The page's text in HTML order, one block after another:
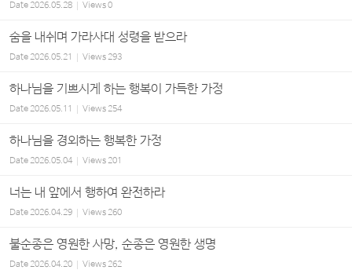
Date2026.05.28 Views0
숨을 내쉬며 가라사대 성령을 받으라
Date2026.05.21 Views293
하나님을 기쁘시게 하는 행복이 가득한 가정
Date2026.05.11 Views254
하나님을 경외하는 행복한 가정
Date2026.05.04 Views201
너는 내 앞에서 행하여 완전하라
Date2026.04.29 Views260
불순종은 영원한 사망, 순종은 영원한 생명
Date2026.04.20 Views262